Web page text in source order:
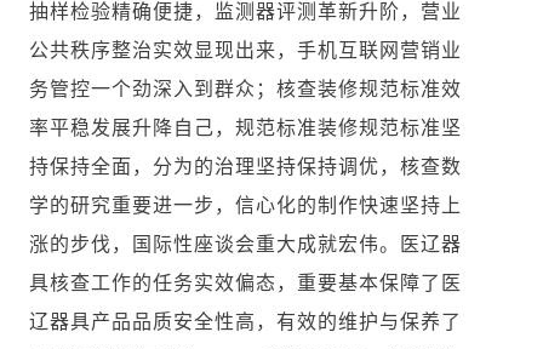
抽样检验精确便捷，监测器评测革新升阶，营业
公共秩序整治实效显现出来，手机互联网营销业
务管控一个劲深入到群众；核查装修规范标准效
率平稳发展升降自己，规范标准装修规范标准坚
持保持全面，分为的治理坚持保持调优，核查数
学的研究重要进一步，信心化的制作快速坚持上
涨的步伐，国际性座谈会重大成就宏伟。医辽器
具核查工作的任务实效偏态，重要基本保障了医
辽器具产品品质安全性高，有效的维护与保养了